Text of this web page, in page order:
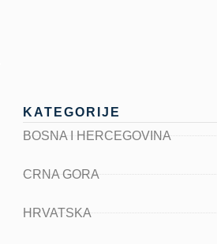
KATEGORIJE
BOSNA I HERCEGOVINA
CRNA GORA
HRVATSKA